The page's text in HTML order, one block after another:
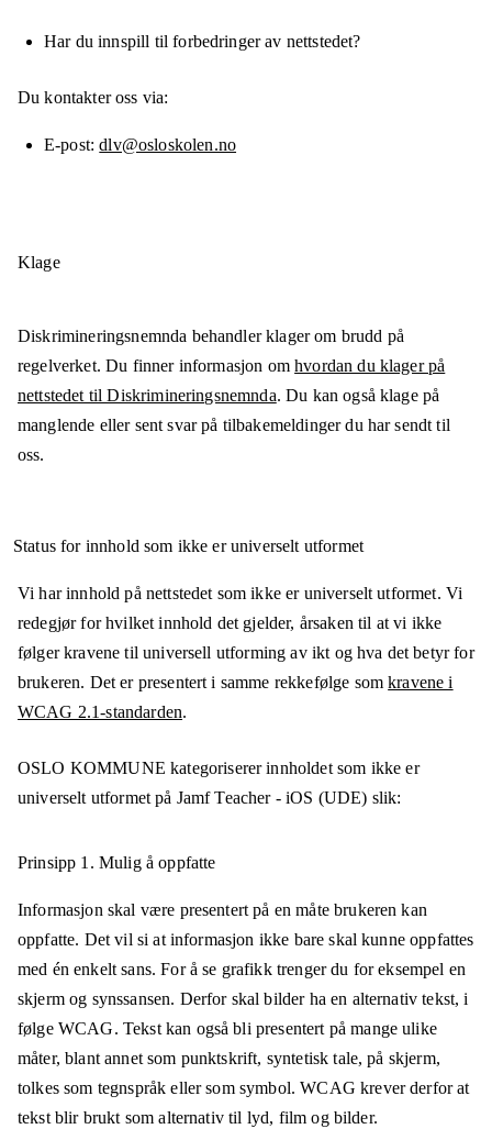
Har du innspill til forbedringer av nettstedet?
Du kontakter oss via:
E-post dlv@osloskolen.no
Klage
Diskrimineringsnemnda behandler klager om brudd på
regelverket. Du finner informasjon omhvordan du klager på
nettstedet til Diskrimineringsnemnda. Du kan også klage på
manglende eller sent svar på tilbakemeldinger du har sendt til
oss.
Status for innhold som ikke er universelt utformet
Vi har innhold på nettstedet som ikke er universelt utformet. Vi
redegjør for hvilket innhold det gjelder, årsaken til at vi ikke
følger kravene til universell utforming av ikt og hva det betyr for
brukeren. Det er presentert i samme rekkefølge somkravene i
WCAG 2.1-standarden.
OSLO KOMMUNE kategoriserer innholdet som ikke er
universelt utformet på Jamf Teacher - iOS (UDE) slik:
Prinsipp 1. Mulig å oppfatte
Informasjon skal være presentert på en måte brukeren kan
oppfatte. Det vil si at informasjon ikke bare skal kunne oppfattes
med én enkelt sans. For å se grafikk trenger du for eksempel en
skjerm og synssansen. Derfor skal bilder ha en alternativ tekst, i
følge WCAG. Tekst kan også bli presentert på mange ulike
måter, blant annet som punktskrift, syntetisk tale, på skjerm,
tolkes som tegnspråk eller som symbol. WCAG krever derfor at
tekst blir brukt som alternativ til lyd, film og bilder.